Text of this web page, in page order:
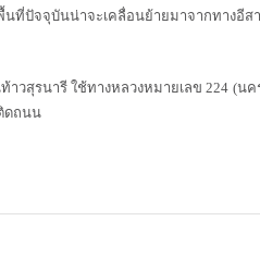
นที่ปัจจุบันน่าจะเคลื่อนย้ายมาจากทางอี
รนารี ใช้ทางหลวงหมายเลข 224 (นค
ดถนน